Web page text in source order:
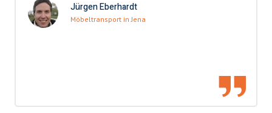
Jürgen Eberhardt
Möbeltransport in Jena